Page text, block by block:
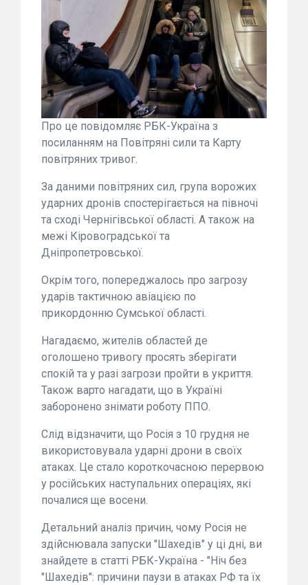
Про це повідомляє РБК-Україна з
посиланням на Повітряні сили та Карту
повітряних тривог.
За даними повітряних сил, група ворожих
ударних дронів спостерігається на півночі
та сході Чернігівської області. А також на
межі Кіровоградської та
Дніпропетровської.
Окрім того, попереджалось про загрозу
ударів тактичною авіацією по
прикордонню Сумської області.
Нагадаємо, жителів областей де
оголошено тривогу просять зберігати
спокій та у разі загрози пройти в укриття.
Також варто нагадати, що в Україні
заборонено знімати роботу ППО.
Слід відзначити, що Росія з 10 грудня не
використовувала ударні дрони в своїх
атаках. Це стало короткочасною перервою
у російських наступальних операціях, які
почалися ще восени.
Детальний аналіз причин, чому Росія не
здійснювала запуски "Шахедів" у ці дні, ви
знайдете в статті РБК-Україна - "Ніч без
"Шахедів": причини паузи в атаках РФ та їх